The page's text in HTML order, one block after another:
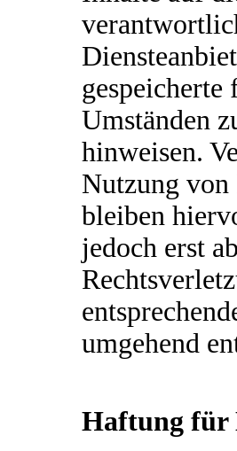
Umständen
hinweisen.
Nutzung von
bleiben
jedoch erst
umgehend
Haftung für